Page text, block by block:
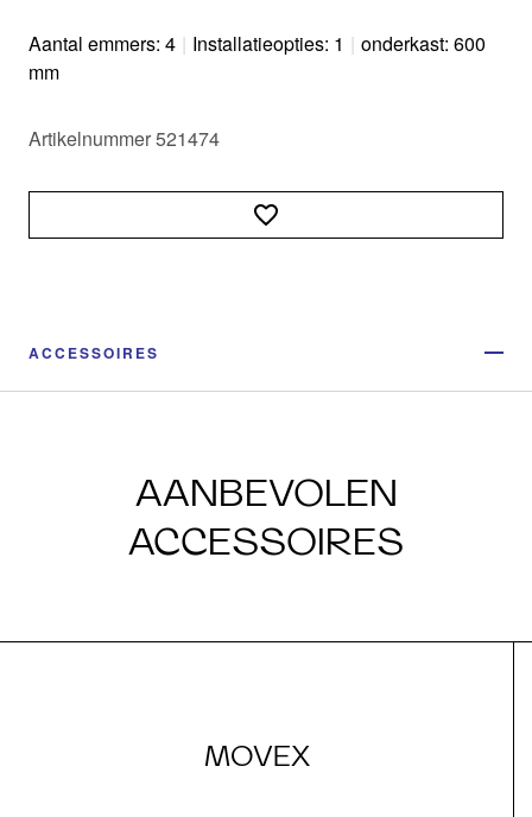
u het systeem volledig personaliseren
Aantal emmers: 4 | Installatieopties: 1 | onderkast: 600
mm
Artikelnummer 521474
ACCESSOIRES
AANBEVOLEN
ACCESSOIRES
MOVEX